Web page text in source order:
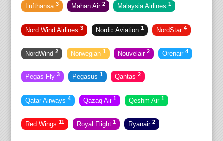
Lufthansa 3 Mahan Air 2 Malaysia Airlines 1
Nord Wind Airlines 3 Nordic Aviation 1 NordStar 4
NordWind 2 Norwegian 1 Nouvelair 2 Orenair 4
Pegas Fly 3 Pegasus 1 Qantas 2
Qatar Airways 4 Qazaq Air 1 Qeshm Air 1
Red Wings 11 Royal Flight 1 Ryanair 2